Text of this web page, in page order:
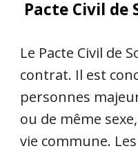
Pacte Civil de
Le Pacte Civil de
contrat. Il est
personnes
ou de même
vie commune.